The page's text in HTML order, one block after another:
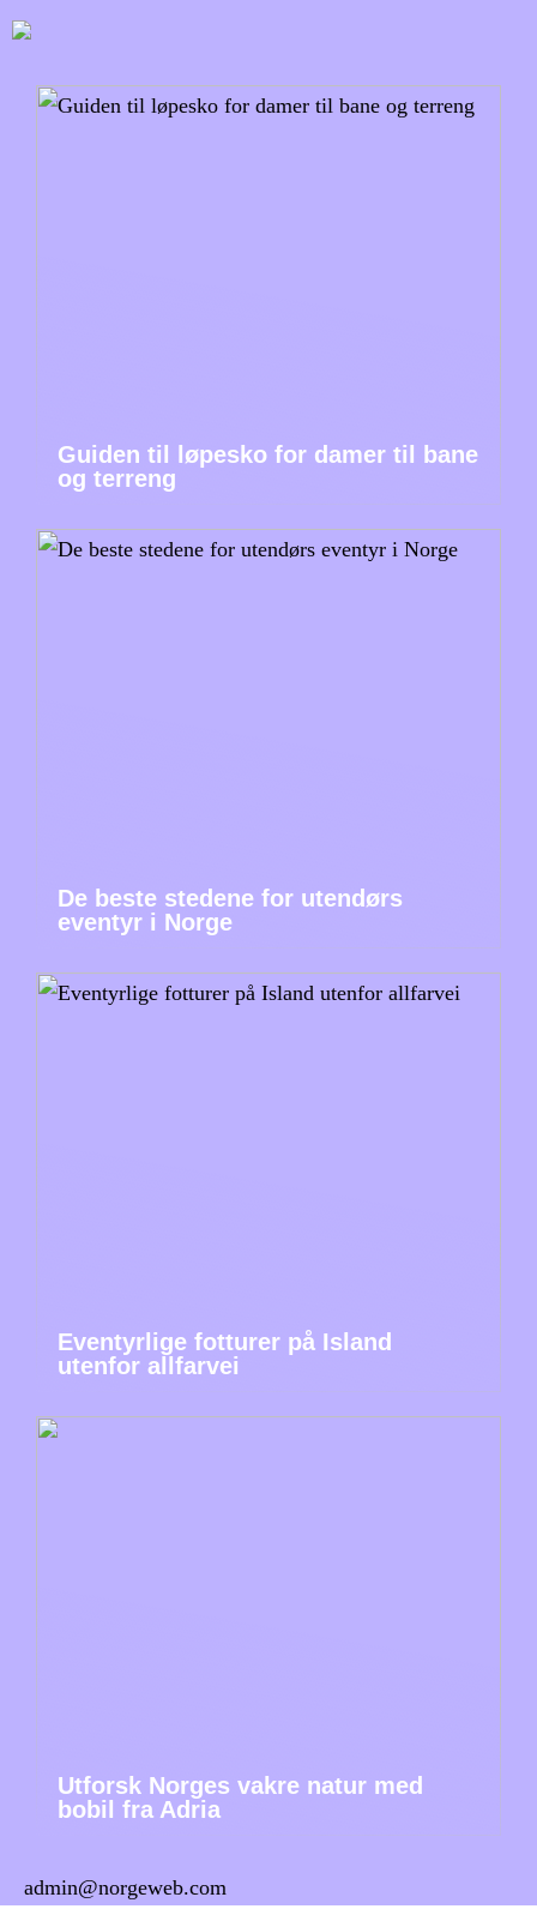
Guiden til løpesko for damer til bane
og terreng
De beste stedene for utendørs
eventyr i Norge
Eventyrlige fotturer på Island
utenfor allfarvei
Utforsk Norges vakre natur med
bobil fra Adria
admin@norgeweb.com